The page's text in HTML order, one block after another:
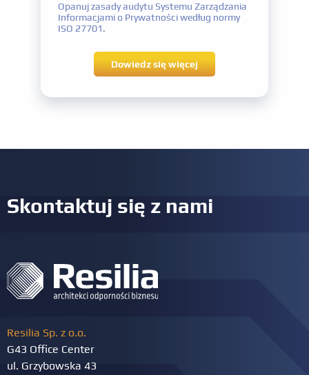
Opanuj zasady audytu Systemu Zarządzania
Informacjami o Prywatności według normy
ISO 27701.
Dowiedz się więcej
Skontaktuj się z nami
Resilia Sp. z o.o.
G43 Office Center
ul. Grzybowska 43